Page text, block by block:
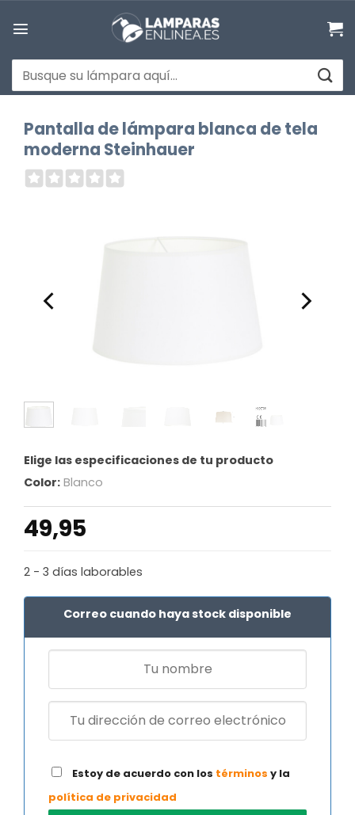
Buscar
por:
Pantalla de lámpara blanca de tela
moderna Steinhauer
Elige las especificaciones de tu producto
Color: Blanco
49,95
2 - 3 días laborables
Correo cuando haya stock disponible
Estoy de acuerdo con los términos y la
política de privacidad